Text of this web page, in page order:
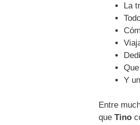
La
Y
Entre
que Tino